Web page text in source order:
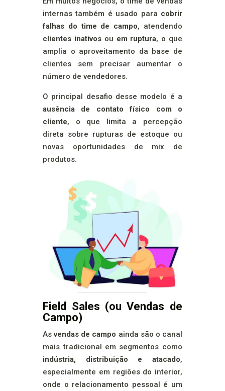
internas também é usado para cobrir
falhas do time de campo, atendendo
clientes inativosou em ruptura, o que
amplia o aproveitamento da base de
clientes sem precisar aumentar o
número de vendedores.
O principal desafio desse modelo é a
ausência de contato físico com o
cliente, o que limita a percepção
direta sobre rupturas de estoque ou
novas oportunidades de mix de
produtos.
Field Sales (ou Vendas de
Campo)
Asvendas de campo ainda são o canal
mais tradicional em segmentos como
indústria, distribuição e atacado,
especialmente em regiões do interior,
onde o relacionamento pessoal é um